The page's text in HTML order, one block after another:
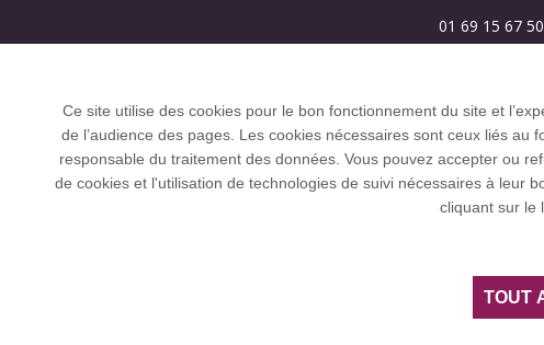
01 69 15 67 50
L’Université Paris-Saclay coordonne l'Alliance
Ce site utilise des cookies pour le bon fonctionnement du site et
de l’audience des pages. Les cookies nécessaires sont ceux liés
responsable du traitement des données. Vous pouvez accepter ou
de cookies et l'utilisation de technologies de suivi nécessaires à leur
cliquant sur le
TOUT